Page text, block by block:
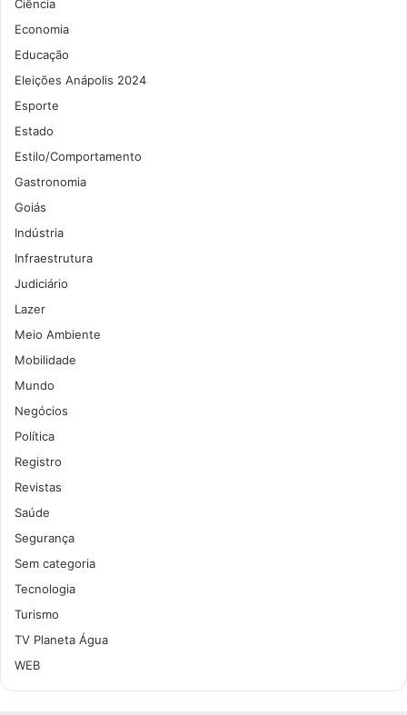
Ciência
Economia
Educação
Eleições Anápolis 2024
Esporte
Estado
Estilo/Comportamento
Gastronomia
Goiás
Indústria
Infraestrutura
Judiciário
Lazer
Meio Ambiente
Mobilidade
Mundo
Negócios
Política
Registro
Revistas
Saúde
Segurança
Sem categoria
Tecnologia
Turismo
TV Planeta Água
WEB